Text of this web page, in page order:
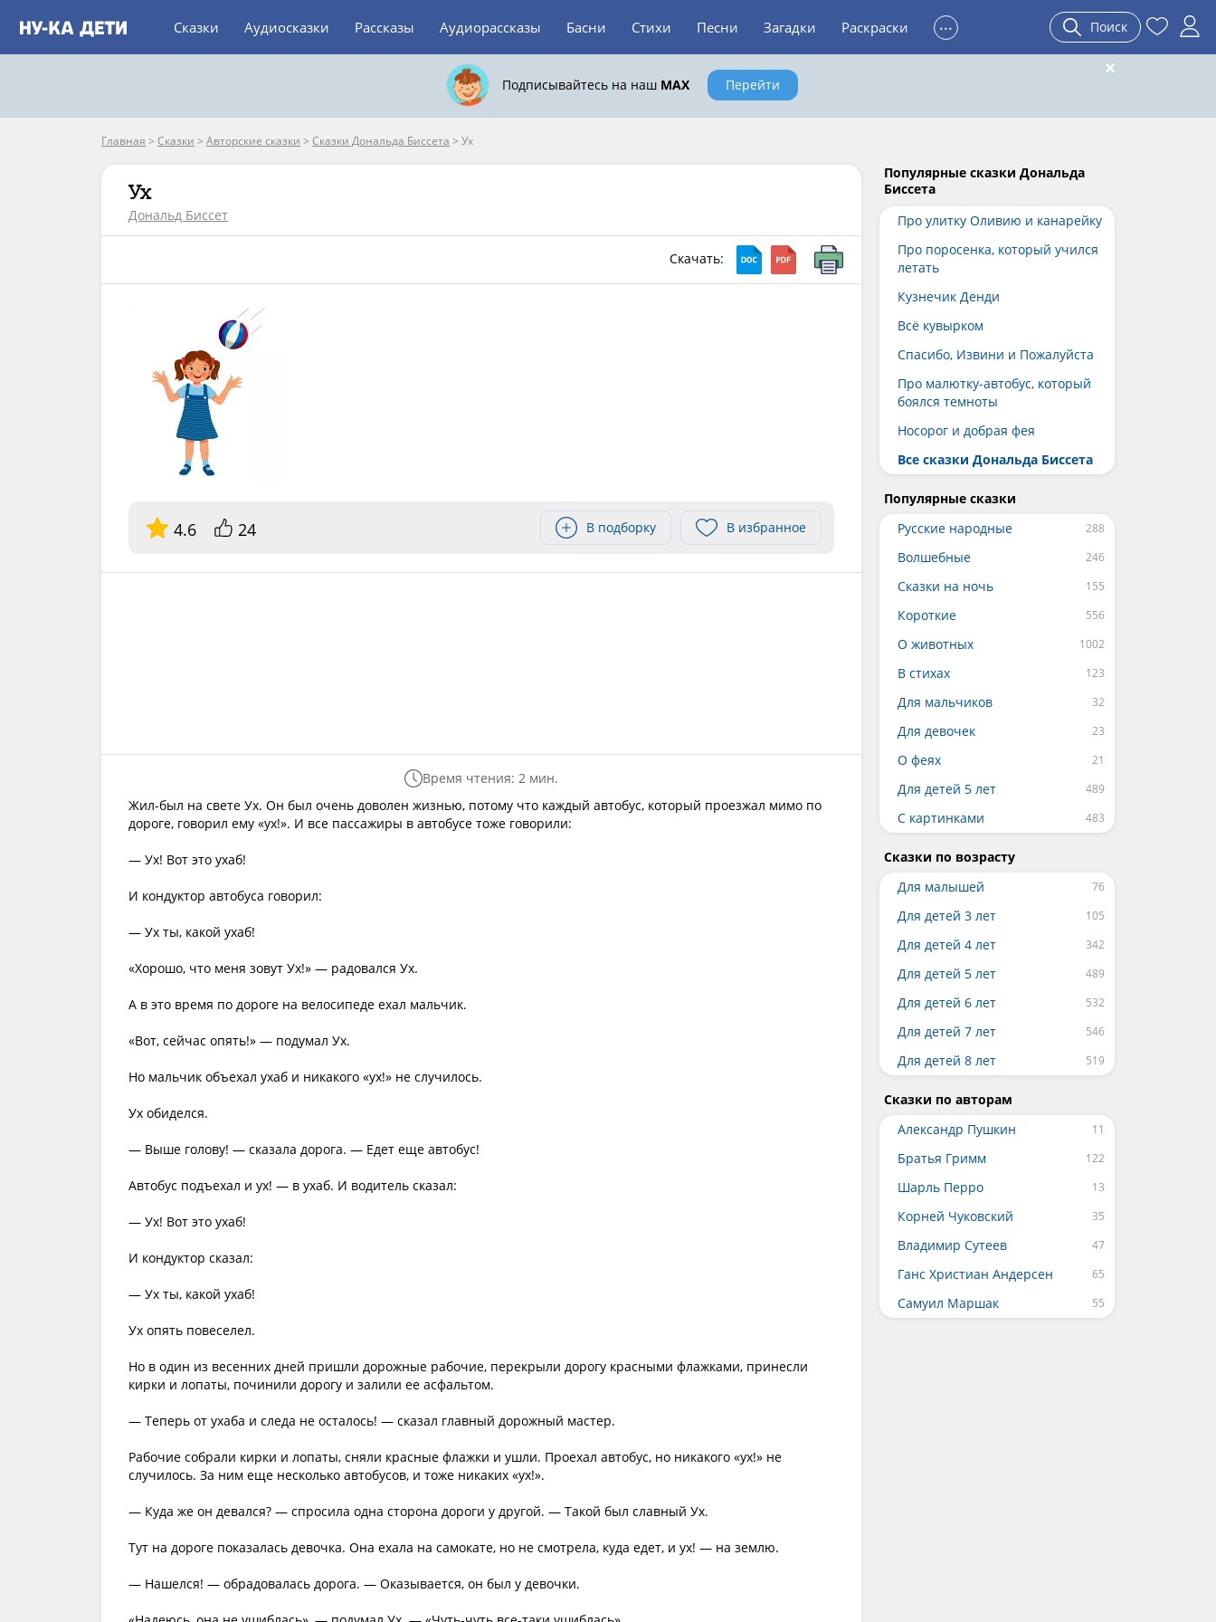
Сказки Аудиосказки Рассказы Аудиорассказы Басни Стихи Песни Загадки Раскраски ... Поиск
Подписывайтесь на наш MAX Перейти
Главная > Сказки > Авторские сказки > Сказки Дональда Биссета > Ух
Ух
Дональд Биссет
Скачать:
4.6 24 В подборку В избранное
Время чтения: 2 мин.
Жил-был на свете Ух. Он был очень доволен жизнью, потому что каждый автобус, который проезжал мимо по
дороге, говорил ему «ух!». И все пассажиры в автобусе тоже говорили:
— Ух! Вот это ухаб!
И кондуктор автобуса говорил:
— Ух ты, какой ухаб!
«Хорошо, что меня зовут Ух!» — радовался Ух.
А в это время по дороге на велосипеде ехал мальчик.
«Вот, сейчас опять!» — подумал Ух.
Но мальчик объехал ухаб и никакого «ух!» не случилось.
Ух обиделся.
— Выше голову! — сказала дорога. — Едет еще автобус!
Автобус подъехал и ух! — в ухаб. И водитель сказал:
— Ух! Вот это ухаб!
И кондуктор сказал:
— Ух ты, какой ухаб!
Ух опять повеселел.
Но в один из весенних дней пришли дорожные рабочие, перекрыли дорогу красными флажками, принесли
кирки и лопаты, починили дорогу и залили ее асфальтом.
— Теперь от ухаба и следа не осталось! — сказал главный дорожный мастер.
Рабочие собрали кирки и лопаты, сняли красные флажки и ушли. Проехал автобус, но никакого «ух!» не
случилось. За ним еще несколько автобусов, и тоже никаких «ух!».
— Куда же он девался? — спросила одна сторона дороги у другой. — Такой был славный Ух.
Тут на дороге показалась девочка. Она ехала на самокате, но не смотрела, куда едет, и ух! — на землю.
— Нашелся! — обрадовалась дорога. — Оказывается, он был у девочки.
Популярные сказки Дональда
Биссета
Про улитку Оливию и канарейку
Про поросенка, который учился
летать
Кузнечик Денди
Всё кувырком
Спасибо, Извини и Пожалуйста
Про малютку-автобус, который
боялся темноты
Носорог и добрая фея
Все сказки Дональда Биссета
Популярные сказки
Русские народные
Волшебные
Сказки на ночь
Короткие
О животных
В стихах
Для мальчиков
Для девочек
О феях
Для детей 5 лет
С картинками
Сказки по возрасту
Для малышей
Для детей 3 лет
Для детей 4 лет
Для детей 5 лет
Для детей 6 лет
Для детей 7 лет
Для детей 8 лет
Сказки по авторам
Александр Пушкин
Братья Гримм
Шарль Перро
Корней Чуковский
Владимир Сутеев
Ганс Христиан Андерсен
Самуил Маршак